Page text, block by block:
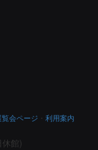
覧会ページ ・ 利用案内
館)